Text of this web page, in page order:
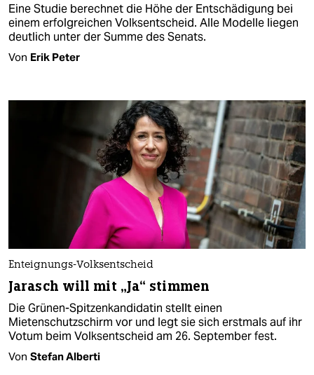
Eine Studie berechnet die Höhe der Entschädigung bei
einem erfolgreichen Volksentscheid. Alle Modelle liegen
deutlich unter der Summe des Senats.
Von Erik Peter
Enteignungs-Volksentscheid
Jarasch will mit „Ja“ stimmen
Die Grünen-Spitzenkandidatin stellt einen
Mietenschutzschirm vor und legt sie sich erstmals auf ihr
Votum beim Volksentscheid am 26. September fest.
Von Stefan Alberti